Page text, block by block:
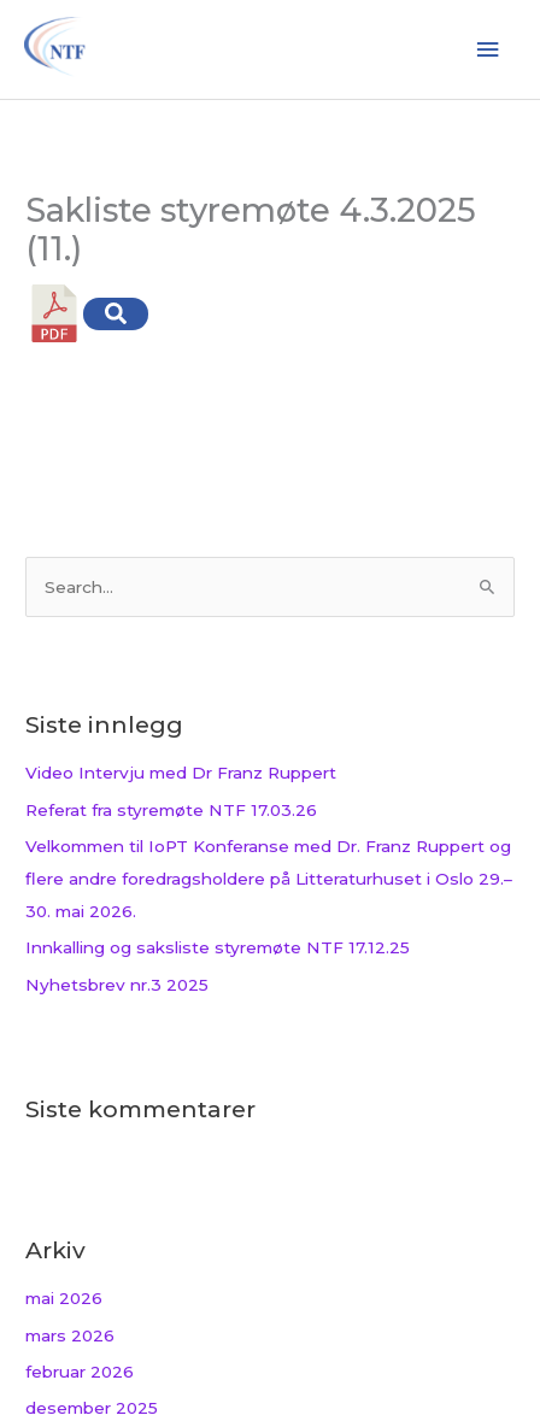
rett
innholdet
Sakliste styremøte 4.3.2025
(11.)
ø
t
r
:
Siste innlegg
Video Intervju med Dr Franz Ruppert
Referat fra styremøte NTF 17.03.26
Velkommen til IoPT Konferanse med Dr. Franz Ruppert og
flere andre foredragsholdere på Litteraturhuset i Oslo 29.–
30. mai 2026.
Innkalling og saksliste styremøte NTF 17.12.25
Nyhetsbrev nr.3 2025
Siste kommentarer
Arkiv
mai 2026
mars 2026
februar 2026
desember 2025